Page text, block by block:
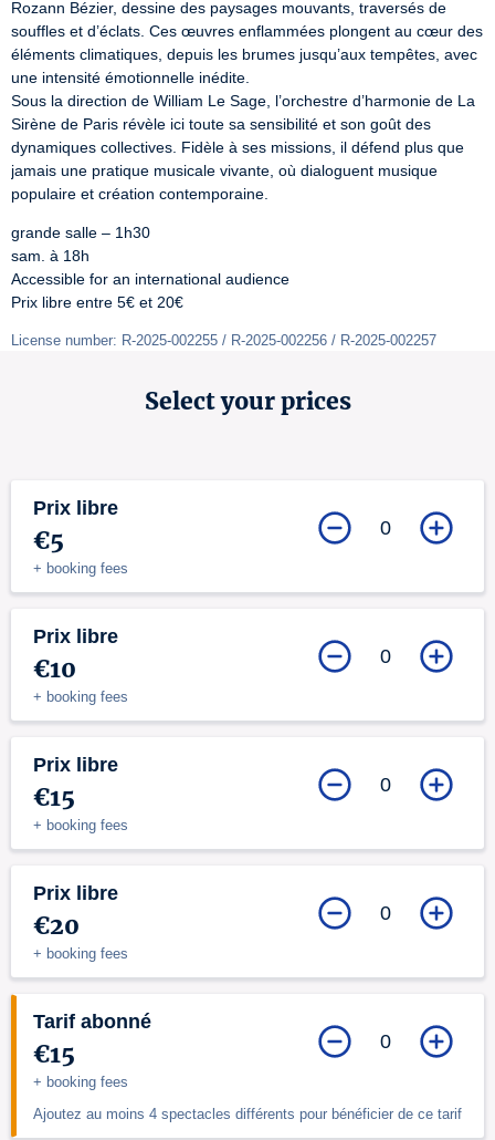
Rozann Bézier, dessine des paysages mouvants, traversés de
souffles et d’éclats. Ces œuvres enflammées plongent au cœur des
éléments climatiques, depuis les brumes jusqu’aux tempêtes, avec
une intensité émotionnelle inédite.
Sous la direction de William Le Sage, l’orchestre d’harmonie de La
Sirène de Paris révèle ici toute sa sensibilité et son goût des
dynamiques collectives. Fidèle à ses missions, il défend plus que
jamais une pratique musicale vivante, où dialoguent musique
populaire et création contemporaine.
grande salle – 1h30
sam. à 18h
Accessible for an international audience
Prix libre entre 5€ et 20€
License number: R-2025-002255 / R-2025-002256 / R-2025-002257
Select your prices
Prix libre
€5
+ booking fees
0
Prix libre
€10
+ booking fees
0
Prix libre
€15
+ booking fees
0
Prix libre
€20
+ booking fees
0
Tarif abonné
€15
+ booking fees
Ajoutez au moins 4 spectacles différents pour bénéficier de ce tarif
0